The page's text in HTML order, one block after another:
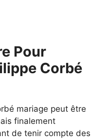
Pour
Corbé
mariage peut être
finalement
de tenir compte des